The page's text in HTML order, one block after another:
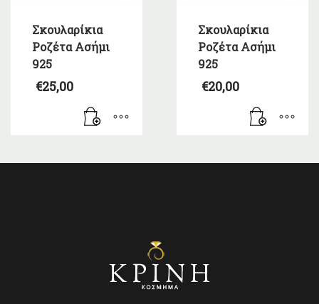
Σκουλαρίκια
Ροζέτα Ασήμι
925
€25,00
Σκουλαρίκια
Ροζέτα Ασήμι
925
€20,00